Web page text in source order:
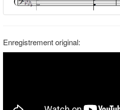
Enregistrement original: